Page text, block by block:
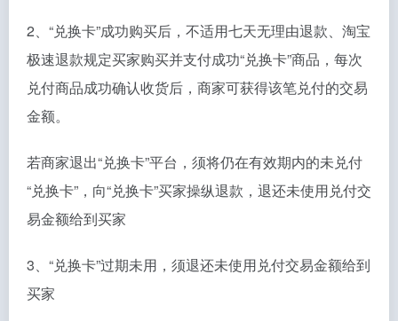
2、“兑换卡”成功购买后，不适用七天无理由退款、淘宝
极速退款规定买家购买并支付成功“兑换卡”商品，每次
兑付商品成功确认收货后，商家可获得该笔兑付的交易
金额。
若商家退出“兑换卡”平台，须将仍在有效期内的未兑付
“兑换卡”，向“兑换卡”买家操纵退款，退还未使用兑付交
易金额给到买家
3、“兑换卡”过期未用，须退还未使用兑付交易金额给到
买家